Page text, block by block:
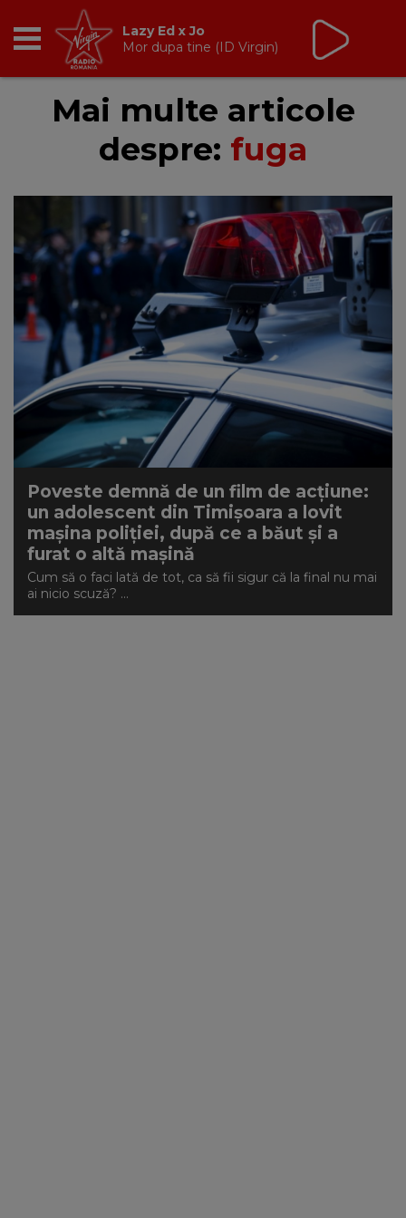
RADIO
BREAKFAST
TIC TALK
CÂȘTIGĂ
HOT 30
DANCEFLOOR CHART
RADIO ACADEMY
NEWS
CONTUL MEU
Lazy Ed x Jo
Mor dupa tine (ID Virgin)
Mai multe articole
despre: fuga
Poveste demnă de un film de acțiune:
un adolescent din Timișoara a lovit
mașina poliției, după ce a băut și a
furat o altă mașină
Cum să o faci lată de tot, ca să fii sigur că la final nu mai
ai nicio scuză? ...